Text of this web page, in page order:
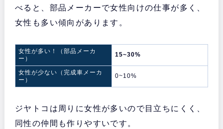
べると、部品メーカーで女性向けの仕事が多く、
女性も多い傾向があります。
女性が多い！（部品メーカ
ー）
15~30%
女性が少ない（完成車メーカ
ー）
0~10%
ジヤトコは周りに女性が多いので目立ちにくく、
同性の仲間も作りやすいです。